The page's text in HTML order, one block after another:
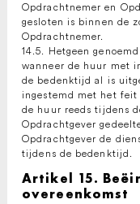
Opdrachtnemer en
gesloten is binnen de
Opdrachtnemer.
14.5. Hetgeen
wanneer de huur met
de bedenktijd al is
ingestemd met het
de huur reeds tijdens
Opdrachtgever
Opdrachtgever de
tijdens de bedenktijd.
Artikel 15.
overeenkomst